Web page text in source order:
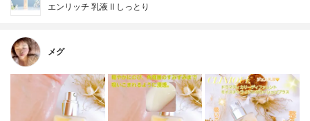
エンリッチ 乳液 II しっとり
メグ